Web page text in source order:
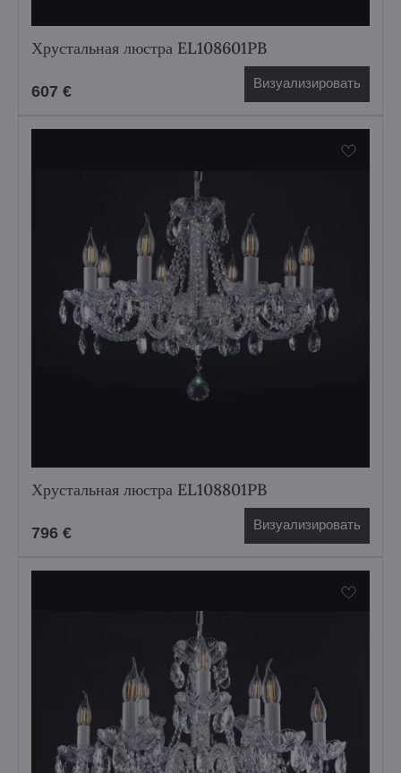
Хрустальная люстра EL108601PB
607 € Визуализировать
Хрустальная люстра EL108801PB
796 € Визуализировать